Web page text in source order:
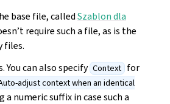
base file, calledSzablon dla
require such a file, as is the
files.
can also specify Context for
adjust context when an identical
a numeric suffix in case such a